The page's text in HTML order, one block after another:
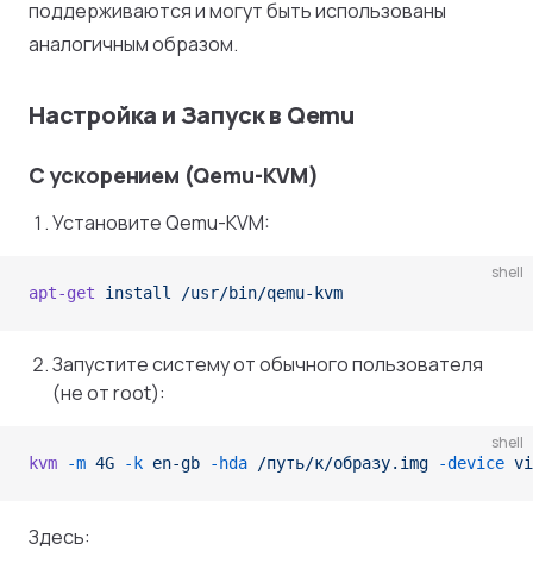
поддерживаются и могут быть использованы
аналогичным образом.
Настройка и Запуск в Qemu
С ускорением (Qemu-KVM)
Установите Qemu-KVM:
shell
apt-get install /usr/bin/qemu-kvm
Запустите систему от обычного пользователя
(не от root):
shell
kvm -m 4G -k en-gb -hda /путь/к/образу.img -device
Здесь: